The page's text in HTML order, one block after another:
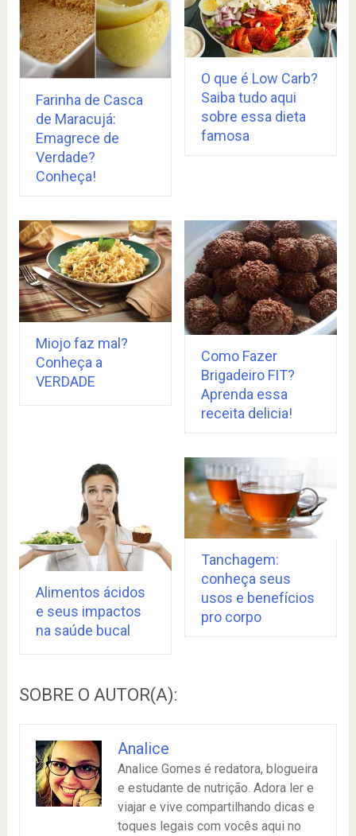
Farinha de Casca
de Maracujá:
Emagrece de
Verdade?
Conheça!
O que é Low Carb?
Saiba tudo aqui
sobre essa dieta
famosa
Miojo faz mal?
Conheça a
VERDADE
Como Fazer
Brigadeiro FIT?
Aprenda essa
receita delicia!
Alimentos ácidos
e seus impactos
na saúde bucal
Tanchagem:
conheça seus
usos e benefícios
pro corpo
SOBRE O AUTOR(A):
Analice
Analice Gomes é redatora, blogueira
e estudante de nutrição. Adora ler e
viajar e vive compartilhando dicas e
toques legais com vocês aqui no